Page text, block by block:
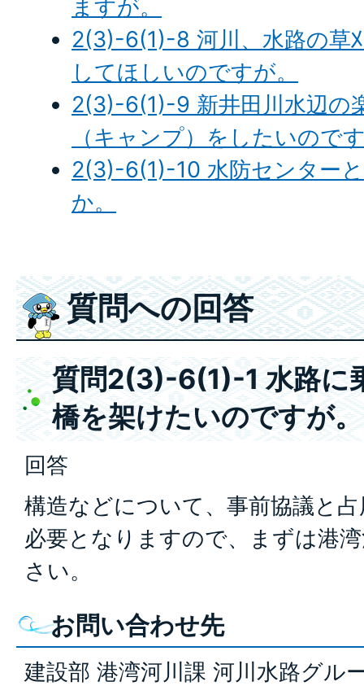
ますが。
2(3)-6(1)-8 河川、水路の草
してほしいのですが。
2(3)-6(1)-9 新井田川水辺の
（キャンプ）をしたいので
2(3)-6(1)-10 水防センター
か。
質問への回答
質問2(3)-6(1)-1 水路に
橋を架けたいのですが。
回答
構造などについて、事前協議と
必要となりますので、まずは港
さい。
お問い合わせ先
建設部 港湾河川課 河川水路グル